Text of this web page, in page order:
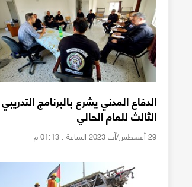
الدفاع المدني يشرع بالبرنامج التدريبي
الثالث للعام الحالي
29 أغسطس/آب 2023 الساعة . 01:13 م